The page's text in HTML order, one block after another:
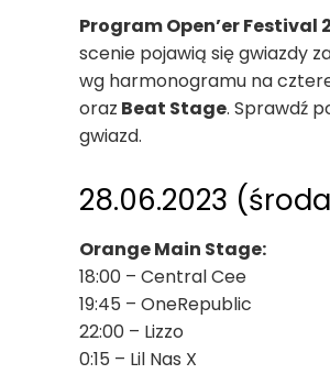
Program Open’er Festival
scenie pojawią się gwiazdy
wg harmonogramu na
oraz Beat Stage. Sprawdź
gwiazd.
28.06.2023
Orange Main Stage:
18:00 – Central Cee
19:45 – OneRepublic
22:00 – Lizzo
0:15 – Lil Nas X